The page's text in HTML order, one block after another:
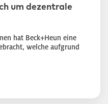
um dezentrale
hat Beck+Heun eine
welche aufgrund